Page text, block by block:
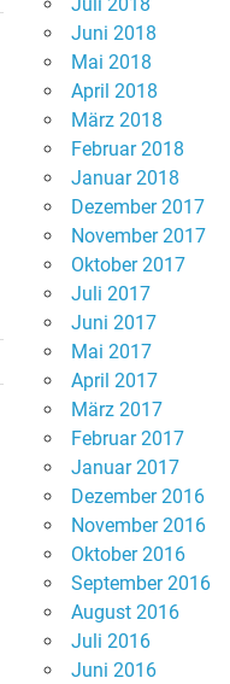
Juli 2018
Juni 2018
Mai 2018
April 2018
März 2018
Februar 2018
Januar 2018
Dezember 2017
November 2017
Oktober 2017
Juli 2017
Juni 2017
Mai 2017
April 2017
März 2017
Februar 2017
Januar 2017
Dezember 2016
November 2016
Oktober 2016
September 2016
August 2016
Juli 2016
Juni 2016